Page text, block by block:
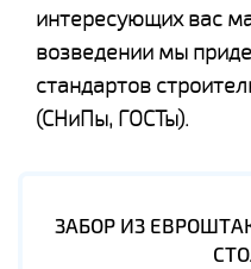
интересующих вас
возведении мы
стандартов
(СНиПы, ГОСТы).
ЗАБОР ИЗ